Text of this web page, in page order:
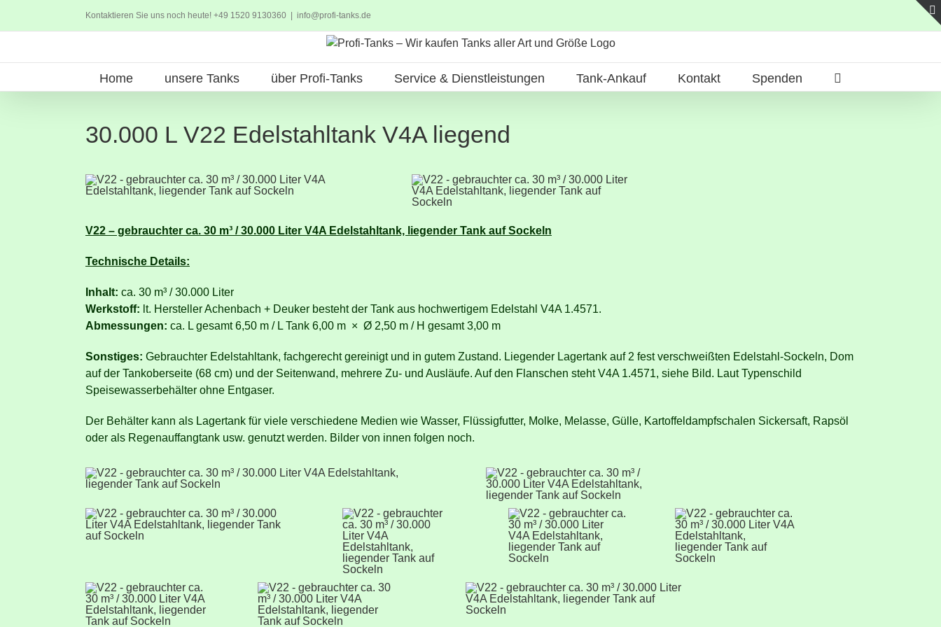
Kontaktieren Sie uns noch heute! +49 1520 9130360 info@profi-tanks.de
Home unsere Tanks über Profi-Tanks Service & Dienstleistungen Tank-Ankauf Kontakt Spenden
30.000 L V22 Edelstahltank V4A liegend
V22 – gebrauchter ca. 30 m³ / 30.000 Liter V4A Edelstahltank, liegender Tank auf Sockeln
Technische Details:
Inhalt: ca. 30 m³ / 30.000 Liter
Werkstoff: lt. Hersteller Achenbach + Deuker besteht der Tank aus hochwertigem Edelstahl V4A 1.4571.
Abmessungen: ca. L gesamt 6,50 m / L Tank 6,00 m × Ø 2,50 m / H gesamt 3,00 m
Sonstiges: Gebrauchter Edelstahltank, fachgerecht gereinigt und in gutem Zustand. Liegender Lagertank auf 2 fest verschweißten Edelstahl-Sockeln, Dom
auf der Tankoberseite (68 cm) und der Seitenwand, mehrere Zu- und Ausläufe. Auf den Flanschen steht V4A 1.4571, siehe Bild. Laut Typenschild
Speisewasserbehälter ohne Entgaser.
Der Behälter kann als Lagertank für viele verschiedene Medien wie Wasser, Flüssigfutter, Molke, Melasse, Gülle, Kartoffeldampfschalen Sickersaft, Rapsöl
oder als Regenauffangtank usw. genutzt werden. Bilder von innen folgen noch.